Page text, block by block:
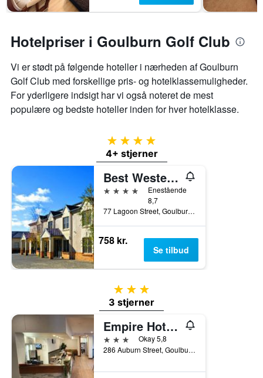
Hotelpriser i Goulburn Golf Club
Vi er stødt på følgende hoteller i nærheden af ​​Goulburn
Golf Club med forskellige pris- og hotelklassemuligheder.
For yderligere indsigt har vi også noteret de mest
populære og bedste hoteller inden for hver hotelklasse.
4 stjerner
4+ stjerner
Best Western Plus Goulburn
4 stjerner
Enestående
8,7
77 Lagoon Street, Goulburn, NSW, Australien
758 kr.
Se tilbud
3 stjerner
3 stjerner
Empire Hotel Goulburn
3 stjernerOkay 5,8
286 Auburn Street, Goulburn, NSW, Australien